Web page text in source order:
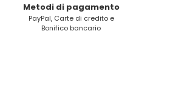
Metodi di pagamento
PayPal, Carte di credito e
Bonifico bancario